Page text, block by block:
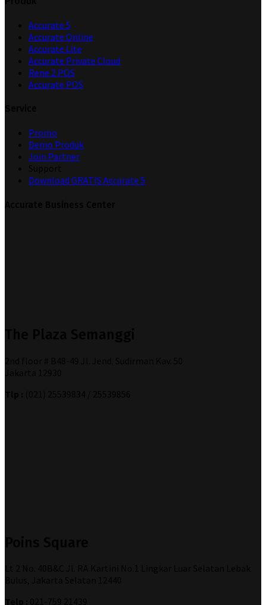
Accurate 5
Accurate Online
Accurate Lite
Accurate Private Cloud
Rene 2 POS
Accurate POS
Promo
Demo Produk
Join Partner
Download GRATIS Accurate 5